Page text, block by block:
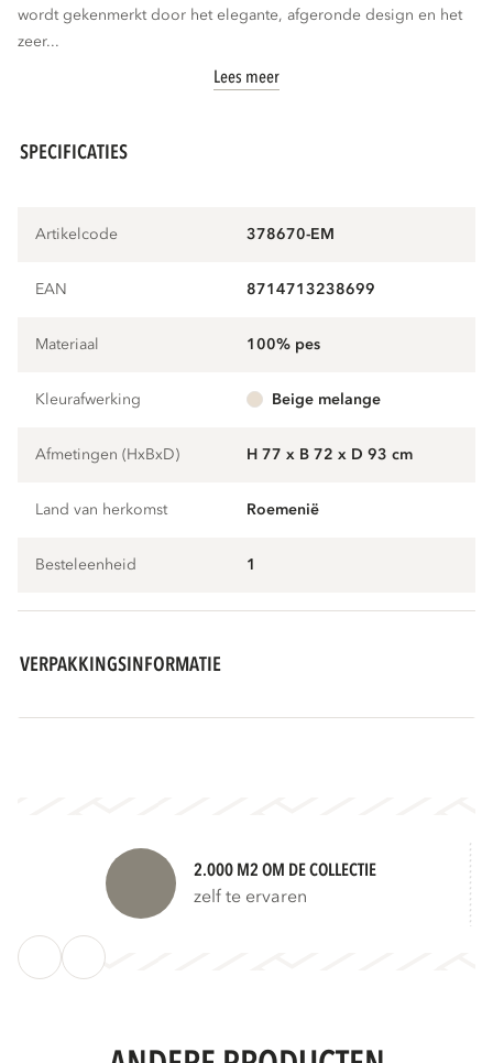
wordt gekenmerkt door het elegante, afgeronde design en het
zeer...
Lees meer
SPECIFICATIES
Artikelcode 378670-EM
EAN 8714713238699
Materiaal 100% pes
Kleurafwerking beige melange
Afmetingen (HxBxD) H 77 x B 72 x D 93 cm
Land van herkomst Roemenië
Besteleenheid 1
VERPAKKINGSINFORMATIE
2.000 M2 OM DE COLLECTIE
zelf te ervaren